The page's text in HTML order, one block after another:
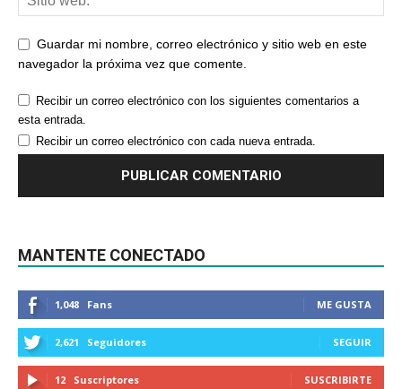
Guardar mi nombre, correo electrónico y sitio web en este
navegador la próxima vez que comente.
Recibir un correo electrónico con los siguientes comentarios a
esta entrada.
Recibir un correo electrónico con cada nueva entrada.
MANTENTE CONECTADO
1,048 Fans ME GUSTA
2,621 Seguidores SEGUIR
12 Suscriptores SUSCRIBIRTE